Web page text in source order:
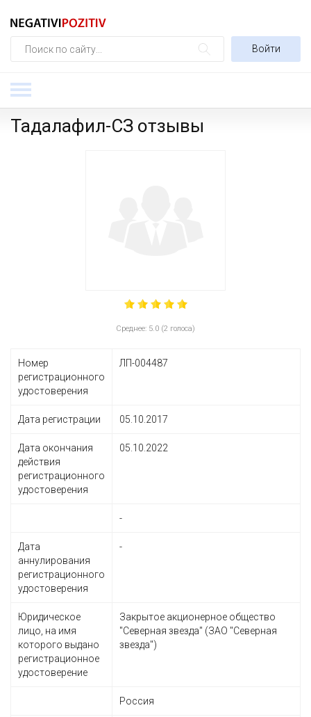
Войти
Тадалафил-СЗ отзывы
Среднее: 5.0 (2 голоса)
Номер
регистрационного
удостоверения
ЛП-004487
Дата регистрации 05.10.2017
Дата окончания
действия
регистрационного
удостоверения
05.10.2022
-
Дата
аннулирования
регистрационного
удостоверения
-
Юридическое
лицо, на имя
которого выдано
регистрационное
удостоверение
Закрытое акционерное общество
"Северная звезда" (ЗАО "Северная
звезда")
Россия